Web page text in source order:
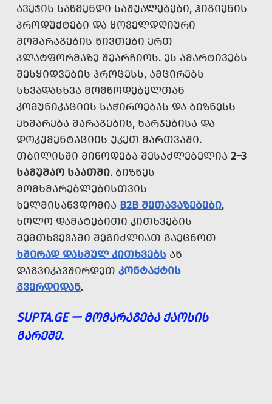
ᲐᲕᲔᲯᲘᲡ ᲡᲐᲬᲛᲔᲜᲓᲘ ᲡᲐᲨᲣᲐᲚᲔᲑᲔᲑᲘ, ᲰᲘᲒᲘᲔᲜᲘᲡ
ᲞᲠᲝᲓᲣᲥᲢᲔᲑᲘ ᲓᲐ ᲧᲝᲕᲔᲚᲓᲦᲘᲣᲠᲘ
ᲛᲝᲛᲐᲠᲐᲒᲔᲑᲘᲡ ᲜᲘᲕᲗᲔᲑᲘ ᲔᲠᲗ
ᲞᲚᲐᲢᲤᲝᲠᲛᲐᲖᲔ ᲨᲔᲐᲠᲩᲘᲝᲡ. ᲔᲡ ᲐᲛᲐᲠᲢᲘᲕᲔᲑᲡ
ᲨᲔᲡᲧᲘᲓᲕᲔᲑᲘᲡ ᲞᲠᲝᲪᲔᲡᲡ, ᲐᲛᲪᲘᲠᲔᲑᲡ
ᲡᲮᲕᲐᲓᲐᲡᲮᲕᲐ ᲛᲝᲛᲬᲝᲓᲔᲑᲔᲚᲗᲐᲜ
ᲙᲝᲛᲣᲜᲘᲙᲐᲪᲘᲘᲡ ᲡᲐᲭᲘᲠᲝᲔᲑᲐᲡ ᲓᲐ ᲑᲘᲖᲜᲔᲡᲡ
ᲔᲮᲛᲐᲠᲔᲑᲐ ᲛᲐᲠᲐᲒᲔᲑᲘᲡ, ᲮᲐᲠᲯᲔᲑᲘᲡᲐ ᲓᲐ
ᲓᲝᲙᲣᲛᲔᲜᲢᲐᲪᲘᲘᲡ ᲣᲙᲔᲗ ᲛᲐᲠᲗᲕᲐᲨᲘ.
ᲗᲑᲘᲚᲘᲡᲨᲘ ᲛᲘᲬᲝᲓᲔᲑᲐ ᲨᲔᲡᲐᲫᲚᲔᲑᲔᲚᲘᲐ 2–3
ᲡᲐᲛᲣᲨᲐᲝ ᲡᲐᲐᲗᲨᲘ. ᲑᲘᲖᲜᲔᲡ
ᲛᲝᲛᲮᲛᲐᲠᲔᲑᲚᲔᲑᲘᲡᲗᲕᲘᲡ
ᲮᲔᲚᲛᲘᲡᲐᲬᲕᲓᲝᲛᲘᲐ B2B ᲨᲔᲗᲐᲕᲐᲖᲔᲑᲔᲑᲘ,
ᲮᲝᲚᲝ ᲓᲐᲛᲐᲢᲔᲑᲘᲗᲘ ᲙᲘᲗᲮᲕᲔᲑᲘᲡ
ᲨᲔᲛᲗᲮᲕᲔᲕᲐᲨᲘ ᲨᲔᲒᲘᲫᲚᲘᲐᲗ ᲒᲐᲔᲪᲜᲝᲗ
ᲮᲨᲘᲠᲐᲓ ᲓᲐᲡᲛᲣᲚ ᲙᲘᲗᲮᲕᲔᲑᲡ ᲐᲜ
ᲓᲐᲒᲕᲘᲙᲐᲕᲨᲘᲠᲓᲔᲗ ᲙᲝᲜᲢᲐᲥᲢᲘᲡ
ᲒᲕᲔᲠᲓᲘᲓᲐᲜ.
SUPTA.GE — ᲛᲝᲛᲐᲠᲐᲒᲔᲑᲐ ᲥᲐᲝᲡᲘᲡ
ᲒᲐᲠᲔᲨᲔ.